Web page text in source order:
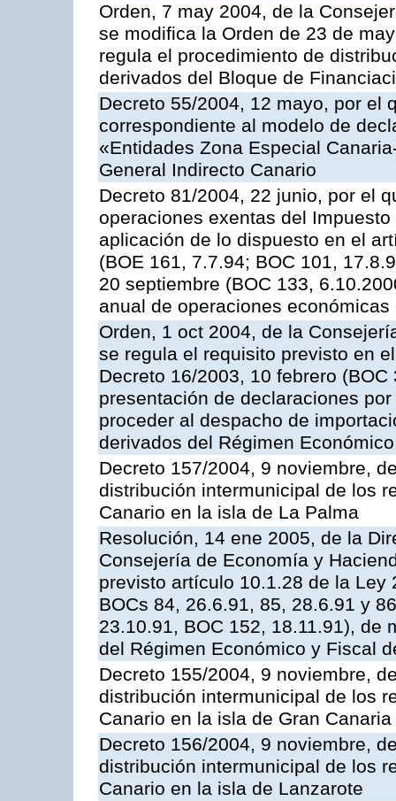
Orden, 7 may 2004, de la
se modifica la Orden de 23 de
regula el procedimiento de
derivados del Bloque de
Decreto 55/2004, 12 mayo, por el
correspondiente al modelo de
«Entidades Zona Especial
General Indirecto Canario
Decreto 81/2004, 22 junio, por el
operaciones exentas del
aplicación de lo dispuesto en el
(BOE 161, 7.7.94; BOC 101,
20 septiembre (BOC 133,
anual de operaciones
Orden, 1 oct 2004, de la
se regula el requisito previsto en
Decreto 16/2003, 10 febrero
presentación de declaraciones
proceder al despacho de
derivados del Régimen
Decreto 157/2004, 9 noviembre,
distribución intermunicipal de los
Canario en la isla de La Palma
Resolución, 14 ene 2005, de la
Consejería de Economía y
previsto artículo 10.1.28 de la Ley
BOCs 84, 26.6.91, 85, 28.6.91 y
23.10.91, BOC 152, 18.11.91), de
del Régimen Económico y Fiscal
Decreto 155/2004, 9 noviembre,
distribución intermunicipal de los
Canario en la isla de Gran Canaria
Decreto 156/2004, 9 noviembre,
distribución intermunicipal de los
Canario en la isla de Lanzarote